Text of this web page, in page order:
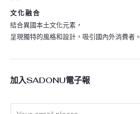
文化融合
結合異國本土文化元素，
呈現獨特的風格和設計，吸引國內外消費者。
加入SADONU電子報